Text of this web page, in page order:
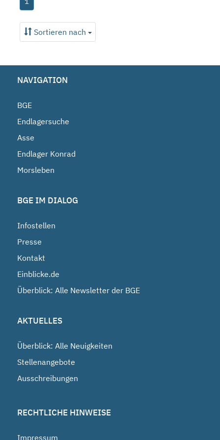
Sortieren nach
NAVIGATION
BGE
Endlagersuche
Asse
Endlager Konrad
Morsleben
BGE IM DIALOG
Infostellen
Presse
Kontakt
Einblicke.de
Überblick: Alle Newsletter der BGE
AKTUELLES
Überblick: Alle Neuigkeiten
Stellenangebote
Ausschreibungen
RECHTLICHE HINWEISE
Impressum